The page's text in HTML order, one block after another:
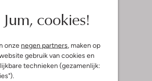
Jum, cookies!
onze negen partners, maken op
gebruik van cookies en
technieken (gezamenlijk: